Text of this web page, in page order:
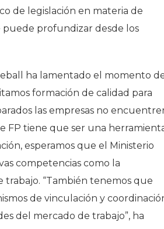
de legislación en materia de
puede profundizar desde los
ha lamentado el momento
formación de calidad para
las empresas no
FP tiene que ser una
esperamos que el Ministerio
competencias como la
“También tenemos que
de vinculación y
del mercado de trabajo”, ha